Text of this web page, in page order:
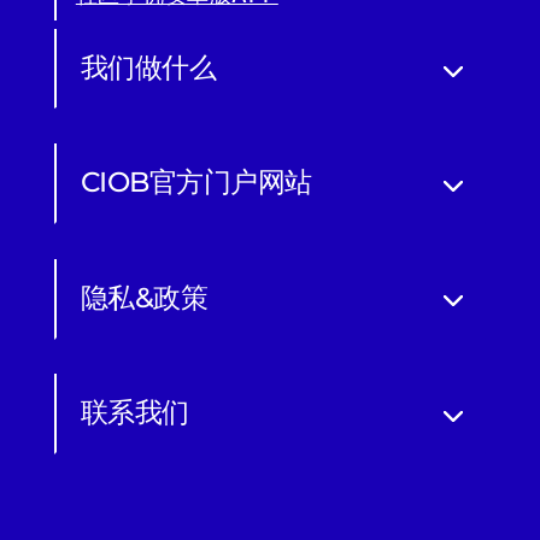
我们做什么
CIOB官方门户网站
隐私&政策
联系我们